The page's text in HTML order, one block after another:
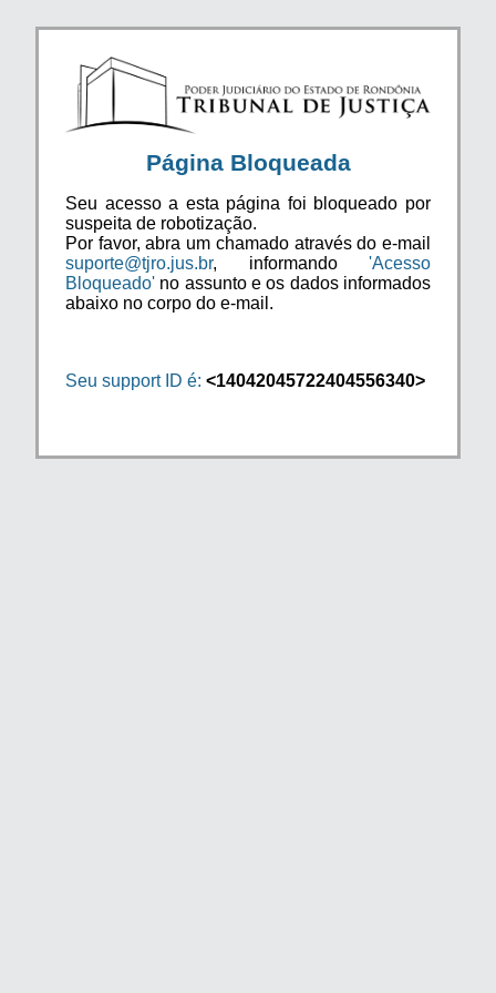
Página Bloqueada
Seu acesso a esta página foi bloqueado por
suspeita de robotização.
Por favor, abra um chamado através do e-mail
suporte@tjro.jus.br, informando 'Acesso
Bloqueado' no assunto e os dados informados
abaixo no corpo do e-mail.
Seu support ID é: <14042045722404556340>